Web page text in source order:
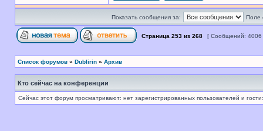
Показать сообщения за: Поле
Страница 253 из 268 [ Сообщений:
Список форумов » Dublirin » Архив
Кто сейчас на конференции
Сейчас этот форум просматривают: нет зарегистрированных пользователей и